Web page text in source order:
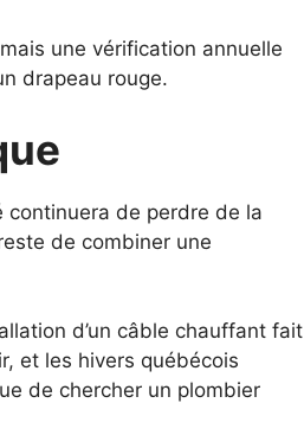
une vérification annuelle
drapeau rouge.
continuera de perdre de la
de combiner une
d’un câble chauffant fait
et les hivers québécois
de chercher un plombier